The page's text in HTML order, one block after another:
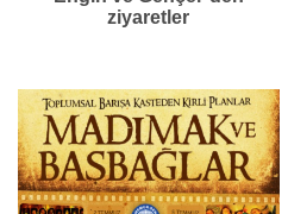
ziyaretler